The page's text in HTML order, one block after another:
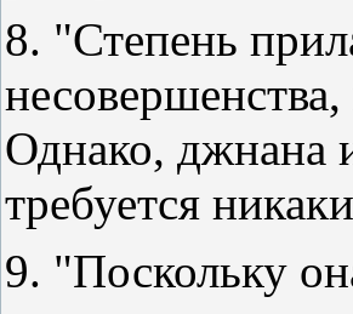
8. "Степень
Однако, джнана
требуется
9. "Поскольку